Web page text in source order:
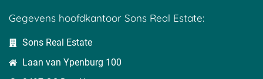
Gegevens hoofdkantoor Sons Real Estate:
Sons Real Estate
Laan van Ypenburg 100